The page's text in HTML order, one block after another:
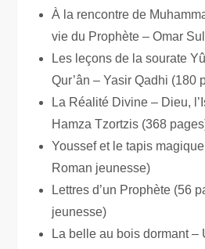
À la rencontre de
vie du Prophète – Omar
Les leçons de la sourate
Qur’ân – Yasir Qadhi (180
La Réalité Divine – Dieu,
Hamza Tzortzis (368
Youssef et le tapis
Roman jeunesse)
Lettres d’un Prophète (56
jeunesse)
La belle au bois dormant –